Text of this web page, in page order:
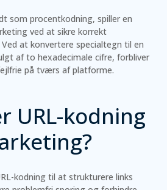
som procentkodning, spiller en
ved at sikre korrekt
Ved at konvertere specialtegn til en
af to hexadecimale cifre, forbliver
på tværs af platforme.
URL-kodning
kodning til at strukturere links